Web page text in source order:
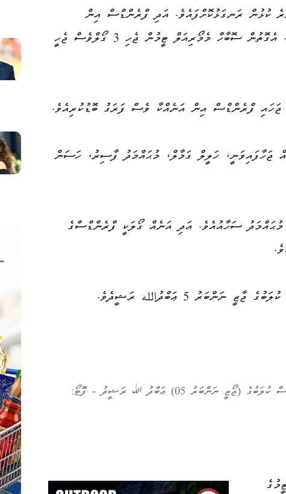
ކުޅުން ރަނގަޅުކޮށްފައެވެ. އަދި ފްރެންޑްސް އިން
ހޯދާފައިވާ ބޮޑު ލީޑުގެ ފަރަގު ކުޑަކުރިއެވެ. އެގޮތުން ސޮބާހް މެމޯރިއަލް ޓީމުން ޖެހި 3 ގޯލްވެސް ޖެހީ
ފްރެންޑްސް އިން އަނެއްކާ ވެސް ފަރަގު ބޮޑުކުރިއެވެ.
ހަލީލް ގަމާލް، މުޙައްމަދު ފާސިރު، ހަސަން
ސަހާއުއެވެ. އަދި އަނެއް ގޯލަކީ ފްރެންޑްސްގެ
5 ޢަބްދުالله ރަޝީދެވެ.
މިއަދުގެ މެޗްގެ މުޅުކުޅުންތެރިޔާ: ފްރެންޑްސް ކުލަބުގެ (ޖޯޒީ ނަންބަރު 05) ޢަބްދު ﷲ ރަޝީދު - ފޮޓޯ: